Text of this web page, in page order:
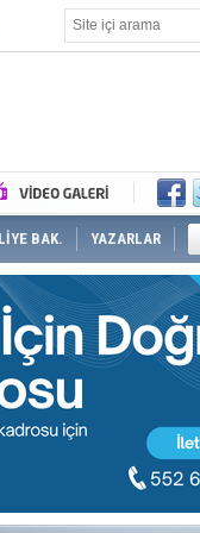
BAK. YAZARLAR